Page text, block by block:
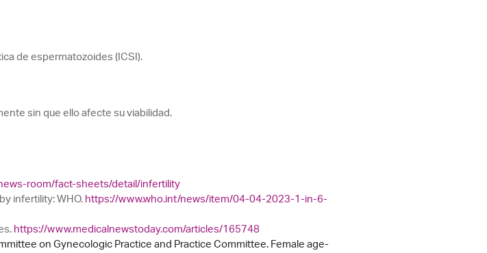
de espermatozoides (ICSI).
sin que ello afecte su viabilidad.
room/fact-sheets/detail/infertility
infertility: WHO. https://www.who.int/news/item/04-04-2023-1-in-6-
https://www.medicalnewstoday.com/articles/165748
on Gynecologic Practice and Practice Committee. Female age-